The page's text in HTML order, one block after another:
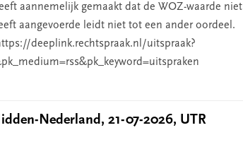
aannemelijk gemaakt dat de WOZ-waarde niet
aangevoerde leidt niet tot een ander oordeel.
deeplink.rechtspraak.nl/uitspraak?
Nederland, 21-07-2026, UTR